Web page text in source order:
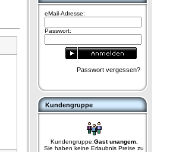
eMail-Adresse:
Passwort:
Passwort vergessen?
Kundengruppe
Kundengruppe:Gast unangem.
Sie haben keine Erlaubnis Preise zu